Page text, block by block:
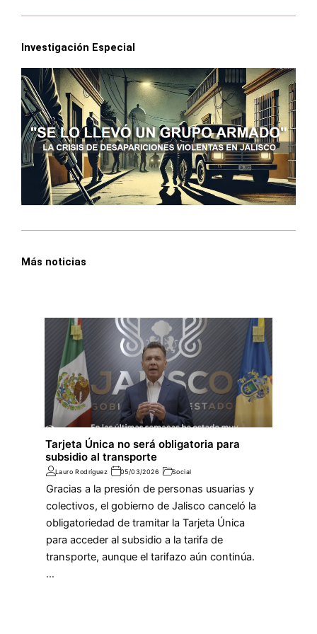
Investigación Especial
Más noticias
Tarjeta Única no será obligatoria para
subsidio al transporte
Lauro Rodríguez 05/03/2026 Social
Gracias a la presión de personas usuarias y
colectivos, el gobierno de Jalisco canceló la
obligatoriedad de tramitar la Tarjeta Única
para acceder al subsidio a la tarifa de
transporte, aunque el tarifazo aún continúa.
…